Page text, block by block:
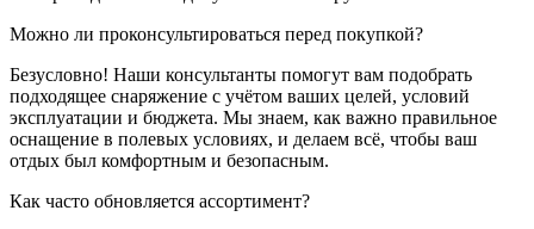
Можно ли проконсультироваться перед покупкой?
Безусловно! Наши консультанты помогут вам подобрать
подходящее снаряжение с учётом ваших целей, условий
эксплуатации и бюджета. Мы знаем, как важно правильное
оснащение в полевых условиях, и делаем всё, чтобы ваш
отдых был комфортным и безопасным.
Как часто обновляется ассортимент?